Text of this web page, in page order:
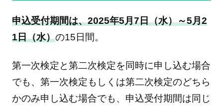
申込受付期間は、2025年5月7日（水）～5月2
1日（水）の15日間。
第一次検定と第二次検定を同時に申し込む場合
でも、第一次検定もしくは第二次検定のどちら
かのみ申し込む場合でも、申込受付期間は同じ